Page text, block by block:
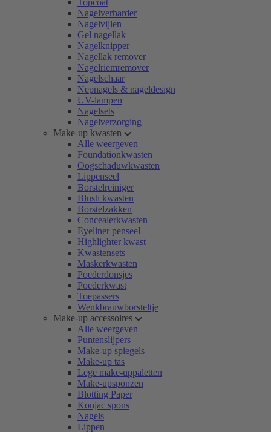
Topcoat
Nagelverharder
Nagelvijlen
Gel nagellak
Nagelknipper
Nagellak remover
Nagelriemremover
Nagelschaar
Nepnagels & nageldesign
UV-lampen
Nagelsets
Nagelverzorging
Make-up kwasten
Alle weergeven
Foundationkwasten
Oogschaduwkwasten
Lippenseel
Borstelreiniger
Blush kwasten
Borstelzakken
Concealerkwasten
Eyeliner penseel
Highlighter kwast
Kwastensets
Maskerkwasten
Poederdonsjes
Poederkwast
Toepassers
Wenkbrauwborsteltje
Make-up accessoires
Alle weergeven
Puntenslijpers
Make-up spiegels
Make-up tas
Lege make-uppaletten
Make-upsponzen
Blotting Paper
Konjac spons
Nagels
Lippen